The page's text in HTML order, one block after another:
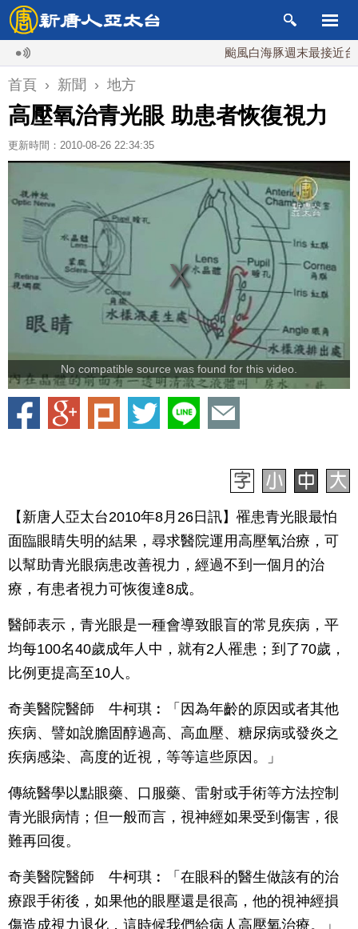
颱風白海豚週末最接近台灣 最
首頁 › 新聞 › 地方
高壓氧治青光眼 助患者恢復視力
更新時間：2010-08-26 22:34:35
No compatible source was found for this video.
【新唐人亞太台2010年8月26日訊】罹患青光眼最怕
面臨眼睛失明的結果，尋求醫院運用高壓氧治療，可
以幫助青光眼病患改善視力，經過不到一個月的治
療，有患者視力可恢復達8成。
醫師表示，青光眼是一種會導致眼盲的常見疾病，平
均每100名40歲成年人中，就有2人罹患；到了70歲，
比例更提高至10人。
奇美醫院醫師 牛柯琪︰「因為年齡的原因或者其他
疾病、譬如說膽固醇過高、高血壓、糖尿病或發炎之
疾病感染、高度的近視，等等這些原因。」
傳統醫學以點眼藥、口服藥、雷射或手術等方法控制
青光眼病情；但一般而言，視神經如果受到傷害，很
難再回復。
奇美醫院醫師 牛柯琪︰「在眼科的醫生做該有的治
療跟手術後，如果他的眼壓還是很高，他的視神經損
傷造成視力退化，這時候我們給病人高壓氧治療。」